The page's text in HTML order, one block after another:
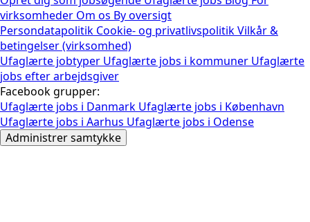
virksomheder Om os By oversigt
Persondatapolitik Cookie- og privatlivspolitikVilkår &
betingelser (virksomhed)
Ufaglærte jobtyper Ufaglærte jobs i kommuner Ufaglærte
jobs efter arbejdsgiver
Facebook grupper:
Ufaglærte jobs i Danmark Ufaglærte jobs i København
Ufaglærte jobs i Aarhus Ufaglærte jobs i Odense
Administrer samtykke